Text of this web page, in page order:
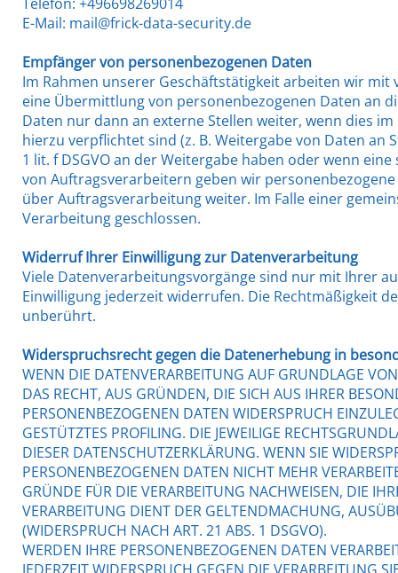
E-Mail: mail@frick-data-security.de
Empfänger von personenbezogenen Daten
Im Rahmen unserer Geschäftstätigkeit arbeiten wir
eine Übermittlung von personenbezogenen Daten an
Daten nur dann an externe Stellen weiter, wenn dies
hierzu verpflichtet sind (z. B. Weitergabe von Daten
1 lit. f DSGVO an der Weitergabe haben oder wenn
von Auftragsverarbeitern geben wir
über Auftragsverarbeitung weiter. Im Falle einer
Verarbeitung geschlossen.
Widerruf Ihrer Einwilligung zur Datenverarbeitung
Viele Datenverarbeitungsvorgänge sind nur mit Ihrer
Einwilligung jederzeit widerrufen. Die Rechtmäßigkeit
unberührt.
Widerspruchsrecht gegen die Datenerhebung in
WENN DIE DATENVERARBEITUNG AUF GRUNDLAGE
DAS RECHT, AUS GRÜNDEN, DIE SICH AUS IHRER
PERSONENBEZOGENEN DATEN WIDERSPRUCH
GESTÜTZTES PROFILING. DIE JEWEILIGE
DIESER DATENSCHUTZERKLÄRUNG. WENN SIE
PERSONENBEZOGENEN DATEN NICHT MEHR
GRÜNDE FÜR DIE VERARBEITUNG NACHWEISEN, DIE
VERARBEITUNG DIENT DER GELTENDMACHUNG,
(WIDERSPRUCH NACH ART. 21 ABS. 1 DSGVO).
WERDEN IHRE PERSONENBEZOGENEN DATEN